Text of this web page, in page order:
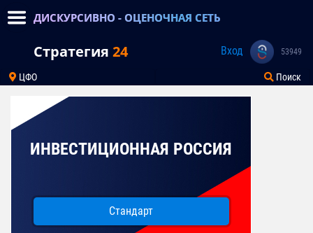
ДИСКУРСИВНО - ОЦЕНОЧНАЯ СЕТЬ
Стратегия 24 Вход 53949
ЦФО Поиск
ИНВЕСТИЦИОННАЯ РОССИЯ
Стандарт